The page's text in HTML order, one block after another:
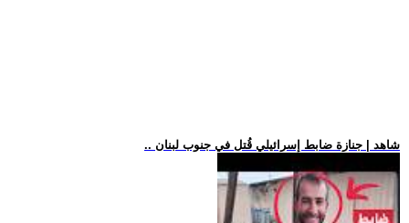
.. شاهد | جنازة ضابط إسرائيلي قُتل في جنوب لبنان